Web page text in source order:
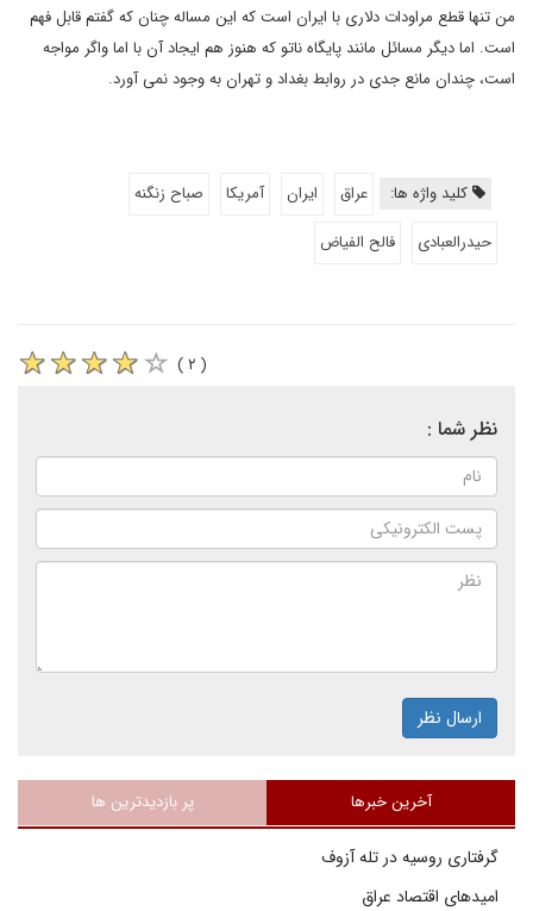
من تنها قطع مراودات دلاری با ایران است که این مساله چنان که گفتم قابل فهم
است. اما دیگر مسائل مانند پایگاه ناتو که هنوز هم ایجاد آن با اما واگر مواجه
است، چندان مانع جدی در روابط بغداد و تهران به وجود نمی آورد.
کلید واژه ها: عراق ایران آمریکا
صباح زنگنه
حیدرالعبادی
فالح الفیاض
( ۲ )
نظر شما :
ارسال نظر
آخرین خبرها پر بازدیدترین ها
گرفتاری روسیه در تله آزوف
امیدهای اقتصاد عراق